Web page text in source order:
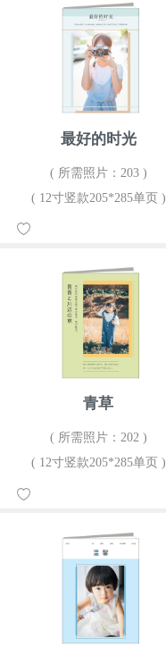
最好的时光
( 所需照片：203 )
( 12寸竖款205*285单页 )
青草
( 所需照片：202 )
( 12寸竖款205*285单页 )